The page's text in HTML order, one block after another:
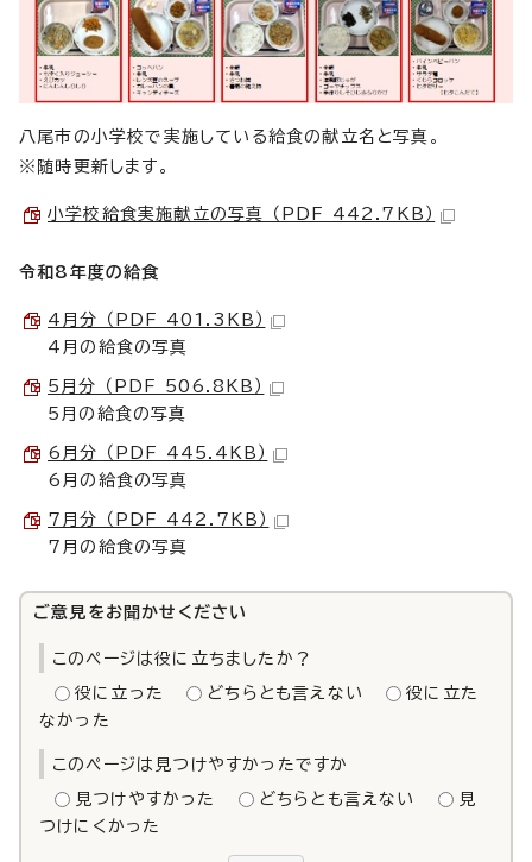
八尾市の小学校で実施している給食の献立名と写真。
※随時更新します。
小学校給食実施献立の写真 （PDF 442.7KB）
令和8年度の給食
4月分 （PDF 401.3KB）
4月の給食の写真
5月分 （PDF 506.8KB）
5月の給食の写真
6月分 （PDF 445.4KB）
6月の給食の写真
7月分 （PDF 442.7KB）
7月の給食の写真
ご意見をお聞かせください
このページは役に立ちましたか？
役に立った どちらとも言えない
役に立た
なかった
このページは見つけやすかったですか
見つけやすかった どちらとも言えない
見
つけにくかった